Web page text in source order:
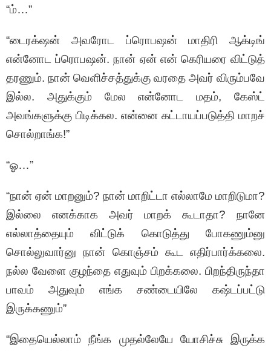
“ம்…”
“டைரக்‌ஷன் அவரோட ப்ரொபஷன் மாதிரி ஆக்டிங்
என்னோட ப்ரொபஷன். நான் ஏன் என் கெரியரை விட்டுத்
தரணும். நான் வெளிச்சத்துக்கு வரதை அவர் விரும்பவே
இல்ல. அதுக்கும் மேல என்னோட மதம், கேஸ்ட்
அவங்களுக்கு பிடிக்கல. என்னை கட்டாயப்படுத்தி மாறச்
சொல்றாங்க!”
“ஓ…”
“நான் ஏன் மாறனும்? நான் மாறிட்டா எல்லாமே மாறிடுமா?
இல்லை எனக்காக அவர் மாறக் கூடாதா? நானே
எல்லாத்தையும் விட்டுக் கொடுத்து போகணும்னு
சொல்லுவார்னு நான் கொஞ்சம் கூட எதிர்பார்க்கலை.
நல்ல வேளை குழந்தை எதுவும் பிறக்கலை. பிறந்திருந்தா
பாவம் அதுவும் எங்க சண்டையிலே கஷ்டப்பட்டு
இருக்கணும்”
“இதையெல்லாம் நீங்க முதல்லேயே யோசிச்சு இருக்க